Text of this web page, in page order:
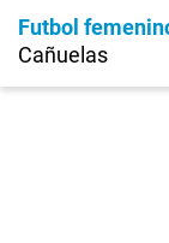
Futbol
Cañuelas